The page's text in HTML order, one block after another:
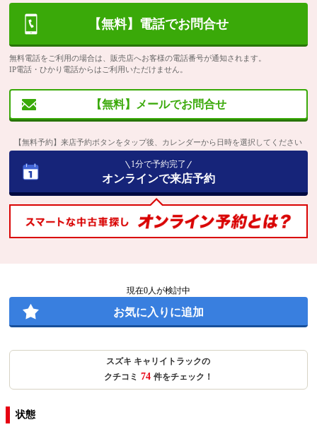
【無料】電話でお問合せ
無料電話をご利用の場合は、販売店へお客様の電話番号が通知されます。
IP電話・ひかり電話からはご利用いただけません。
【無料】メールでお問合せ
【無料予約】来店予約ボタンをタップ後、カレンダーから日時を選択してください
1分で予約完了
オンラインで来店予約
現在0人が検討中
お気に入りに追加
スズキ キャリイトラックの
クチコミ 74 件をチェック！
状態